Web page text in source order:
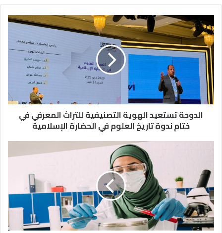
الدوحة تستعيد الهوية التصنيفية للتراث المعرفي في
ختام ندوة تاريخ العلوم في الحضارة الإسلامية